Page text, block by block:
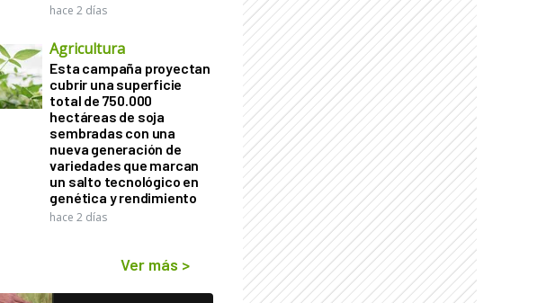
hace 2 días
Agricultura
Esta campaña proyectan
cubrir una superficie
total de 750.000
hectáreas de soja
sembradas con una
nueva generación de
variedades que marcan
un salto tecnológico en
genética y rendimiento
hace 2 días
Ver más >